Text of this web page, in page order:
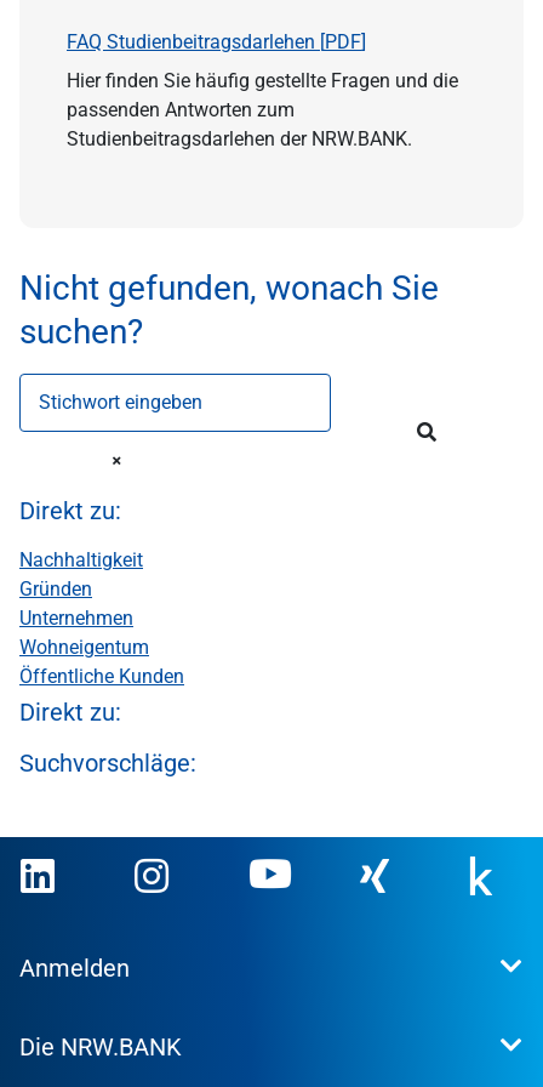
FAQ Studienbeitragsdarlehen [PDF]
Hier finden Sie häufig gestellte Fragen und die
passenden Antworten zum
Studienbeitragsdarlehen der NRW.BANK.
Nicht gefunden, wonach Sie
suchen?
Stichwort eingeben
Direkt zu:
Nachhaltigkeit
Gründen
Unternehmen
Wohneigentum
Öffentliche Kunden
Direkt zu:
Suchvorschläge:
Anmelden
Kundenportal
Die NRW.BANK